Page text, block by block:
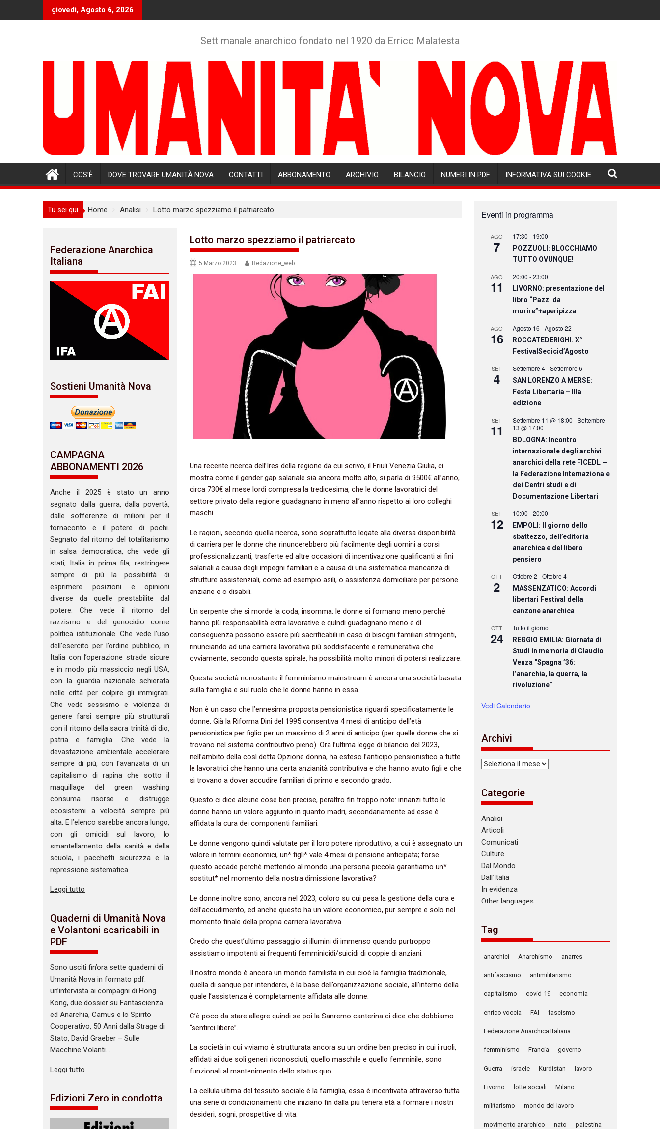
giovedì, Agosto 6, 2026
Settimanale anarchico fondato nel 1920 da Errico Malatesta
COS’È DOVE TROVARE UMANITÀ NOVA CONTATTI ABBONAMENTO ARCHIVIO BILANCIO NUMERI IN PDF INFORMATIVA SUI COOKIE
Tu sei qui Home Analisi Lotto marzo spezziamo il patriarcato
Lotto marzo spezziamo il patriarcato
5 Marzo 2023 Redazione_web
Una recente ricerca dell’Ires della regione da cui scrivo, il Friuli Venezia Giulia, ci
mostra come il gender gap salariale sia ancora molto alto, si parla di 9500€ all’anno,
circa 730€ al mese lordi compresa la tredicesima, che le donne lavoratrici del
settore privato della regione guadagnano in meno all’anno rispetto ai loro colleghi
maschi.
Le ragioni, secondo quella ricerca, sono soprattutto legate alla diversa disponibilità
di carriera per le donne che rinuncerebbero più facilmente degli uomini a corsi
professionalizzanti, trasferte ed altre occasioni di incentivazione qualificanti ai fini
salariali a causa degli impegni familiari e a causa di una sistematica mancanza di
strutture assistenziali, come ad esempio asili, o assistenza domiciliare per persone
anziane e o disabili.
Un serpente che si morde la coda, insomma: le donne si formano meno perché
hanno più responsabilità extra lavorative e quindi guadagnano meno e di
conseguenza possono essere più sacrificabili in caso di bisogni familiari stringenti,
rinunciando ad una carriera lavorativa più soddisfacente e remunerativa che
ovviamente, secondo questa spirale, ha possibilità molto minori di potersi realizzare.
Questa società nonostante il femminismo mainstream è ancora una società basata
sulla famiglia e sul ruolo che le donne hanno in essa.
Non è un caso che l’ennesima proposta pensionistica riguardi specificatamente le
donne. Già la Riforma Dini del 1995 consentiva 4 mesi di anticipo dell’età
pensionistica per figlio per un massimo di 2 anni di anticipo (per quelle donne che si
trovano nel sistema contributivo pieno). Ora l’ultima legge di bilancio del 2023,
nell’ambito della così detta Opzione donna, ha esteso l’anticipo pensionistico a tutte
le lavoratrici che hanno una certa anzianità contributiva e che hanno avuto figli e che
si trovano a dover accudire familiari di primo e secondo grado.
Questo ci dice alcune cose ben precise, peraltro fin troppo note: innanzi tutto le
donne hanno un valore aggiunto in quanto madri, secondariamente ad esse è
affidata la cura dei componenti familiari.
Le donne vengono quindi valutate per il loro potere riproduttivo, a cui è assegnato un
valore in termini economici, un* figli* vale 4 mesi di pensione anticipata; forse
questo accade perché mettendo al mondo una persona piccola garantiamo un*
sostitut* nel momento della nostra dimissione lavorativa?
Le donne inoltre sono, ancora nel 2023, coloro su cui pesa la gestione della cura e
dell’accudimento, ed anche questo ha un valore economico, pur sempre e solo nel
momento finale della propria carriera lavorativa.
Credo che quest’ultimo passaggio si illumini di immenso quando purtroppo
assistiamo impotenti ai frequenti femminicidi/suicidi di coppie di anziani.
Il nostro mondo è ancora un mondo familista in cui cioè la famiglia tradizionale,
quella di sangue per intenderci, è la base dell’organizzazione sociale, all’interno della
quale l’assistenza è completamente affidata alle donne.
C’è poco da stare allegre quindi se poi la Sanremo canterina ci dice che dobbiamo
“sentirci libere”.
La società in cui viviamo è strutturata ancora su un ordine ben preciso in cui i ruoli,
affidati ai due soli generi riconosciuti, quello maschile e quello femminile, sono
funzionali al mantenimento dello status quo.
La cellula ultima del tessuto sociale è la famiglia, essa è incentivata attraverso tutta
una serie di condizionamenti che iniziano fin dalla più tenera età a formare i nostri
desideri, sogni, prospettive di vita.
Federazione Anarchica
Italiana
Sostieni Umanità Nova
CAMPAGNA
ABBONAMENTI 2026
Anche il 2025 è stato un anno
segnato dalla guerra, dalla povertà,
dalle sofferenze di milioni per il
tornaconto e il potere di pochi.
Segnato dal ritorno del totalitarismo
in salsa democratica, che vede gli
stati, Italia in prima fila, restringere
sempre di più la possibilità di
esprimere posizioni e opinioni
diverse da quelle prestabilite dal
potere. Che vede il ritorno del
razzismo e del genocidio come
politica istituzionale. Che vede l’uso
dell’esercito per l’ordine pubblico, in
Italia con l’operazione strade sicure
e in modo più massiccio negli USA,
con la guardia nazionale schierata
nelle città per colpire gli immigrati.
Che vede sessismo e violenza di
genere farsi sempre più strutturali
con il ritorno della sacra trinità di dio,
patria e famiglia. Che vede la
devastazione ambientale accelerare
sempre di più, con l’avanzata di un
capitalismo di rapina che sotto il
maquillage del green washing
consuma risorse e distrugge
ecosistemi a velocità sempre più
alta. E l’elenco sarebbe ancora lungo,
con gli omicidi sul lavoro, lo
smantellamento della sanità e della
scuola, i pacchetti sicurezza e la
repressione sistematica.
Leggi tutto
Quaderni di Umanità Nova
e Volantoni scaricabili in
PDF
Sono usciti fin’ora sette quaderni di
Umanità Nova in formato pdf:
un’intervista ai compagni di Hong
Kong, due dossier su Fantascienza
ed Anarchia, Camus e lo Spirito
Cooperativo, 50 Anni dalla Strage di
Stato, David Graeber – Sulle
Macchine Volanti…
Leggi tutto
Edizioni Zero in condotta
Eventi in programma
AGO
7
17:30 - 19:00
POZZUOLI: BLOCCHIAMO
TUTTO OVUNQUE!
AGO
11
20:00 -23:00
LIVORNO: presentazione del
libro “Pazzi da
morire”+aperipizza
AGO
16
Agosto 16 -Agosto 22
ROCCATEDERIGHI: X°
FestivalSedicid’Agosto
SET
4
Settembre 4-Settembre 6
SAN LORENZO A MERSE:
Festa Libertaria – IIIa
edizione
SET
11
Settembre 11 @ 18:00 -Settembre
13 @ 17:00
BOLOGNA: Incontro
internazionale degli archivi
anarchici della rete FICEDL —
la Federazione Internazionale
dei Centri studi e di
Documentazione Libertari
SET
12
10:00 -20:00
EMPOLI: Il giorno dello
sbattezzo, dell’editoria
anarchica e del libero
pensiero
OTT
2
Ottobre 2 -Ottobre 4
MASSENZATICO: Accordi
libertari Festival della
canzone anarchica
OTT
24
Tutto il giorno
REGGIO EMILIA: Giornata di
Studi in memoria di Claudio
Venza “Spagna ’36:
l’anarchia, la guerra, la
rivoluzione”
Vedi Calendario
Archivi
Archivi
Categorie
Analisi
Articoli
Comunicati
Culture
Dal Mondo
Dall’Italia
In evidenza
Other languages
Tag
anarchici Anarchismo anarres
antifascismo antimilitarismo
capitalismo covid-19 economia
enrico voccia FAI fascismo
Federazione Anarchica Italiana
femminismo Francia governo
Guerra israele Kurdistan lavoro
Livorno lotte sociali Milano
militarismo mondo del lavoro
movimento anarchico nato palestina